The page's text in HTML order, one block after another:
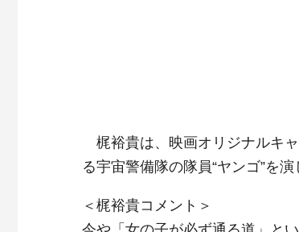
梶裕貴は、映画オリジナルキ
る宇宙警備隊の隊員“ヤンゴ”を演
＜梶裕貴コメント＞